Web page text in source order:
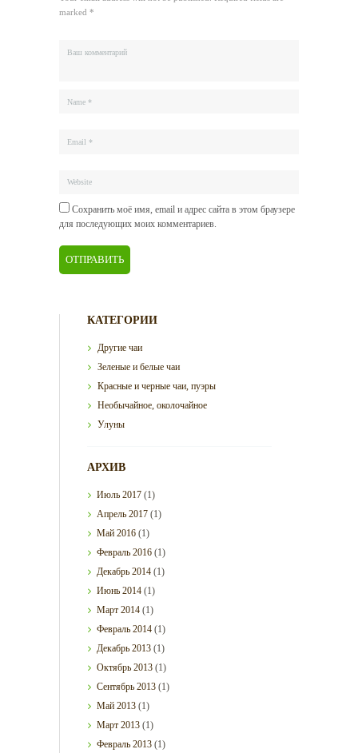
marked *
Сохранить моё имя, email и адрес сайта в этом браузере
для последующих моих комментариев.
КАТЕГОРИИ
Другие чаи
Зеленые и белые чаи
Красные и черные чаи, пуэры
Необычайное, околочайное
Улуны
АРХИВ
Июль2017 (1)
Апрель2017 (1)
Май2016 (1)
Февраль2016 (1)
Декабрь2014 (1)
Июнь2014 (1)
Март2014 (1)
Февраль2014 (1)
Декабрь2013 (1)
Октябрь2013 (1)
Сентябрь2013 (1)
Май2013 (1)
Март2013 (1)
Февраль2013 (1)